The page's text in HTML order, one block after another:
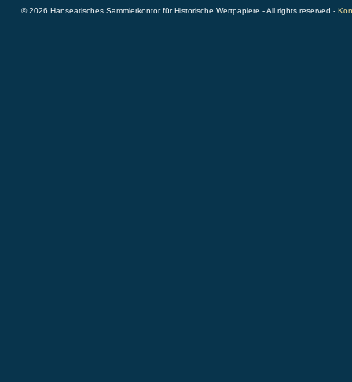
© 2026 Hanseatisches Sammlerkontor für Historische Wertpapiere - All rights reserved -